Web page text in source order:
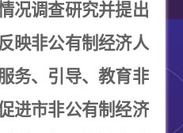
况调查研究并提出
映非公有制经济人
务、引导、教育非
进市非公有制经济